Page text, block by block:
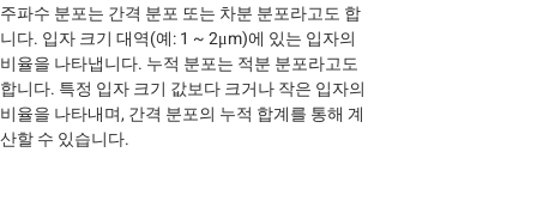
주파수 분포는 간격 분포 또는 차분 분포라고도 합
니다. 입자 크기 대역(예: 1 ~ 2μm)에 있는 입자의
비율을 나타냅니다. 누적 분포는 적분 분포라고도
합니다. 특정 입자 크기 값보다 크거나 작은 입자의
비율을 나타내며, 간격 분포의 누적 합계를 통해 계
산할 수 있습니다.